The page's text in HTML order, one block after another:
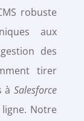
robuste
aux
des
tirer
àSalesforce
Notre